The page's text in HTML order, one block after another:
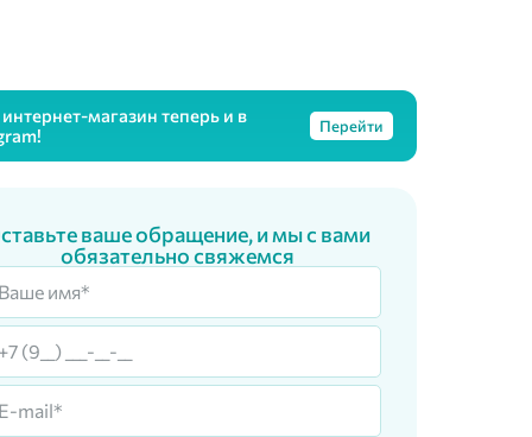
магазин теперь и в
Перейти
ваше обращение, и мы с вами
обязательно свяжемся